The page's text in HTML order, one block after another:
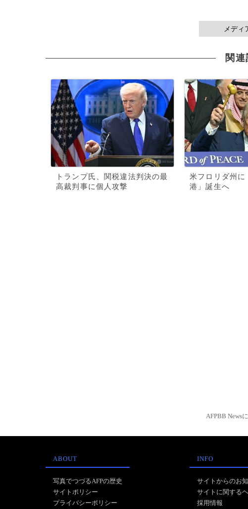
メディ
関連
トランプ氏、関税違法判決の最
高裁判事に個人攻撃
米フロリダ州に
港」誕生へ
AFPBB News
ABOUT
写真でつづるAFPの歴史
サイトポリシー
プライバシーポリシー
INFO
サイトからのお
サイトに関する
採用情報